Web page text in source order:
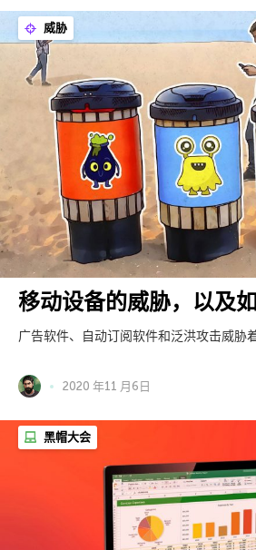
威胁
移动设备的威胁，以及
广告软件、自动订阅软件和泛洪攻击威胁
2020 年11 月6日
黑帽大会